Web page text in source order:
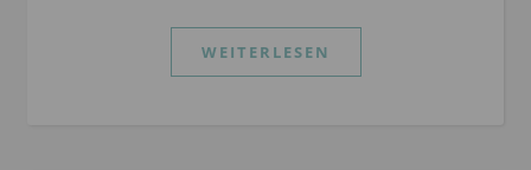
WEITERLESEN